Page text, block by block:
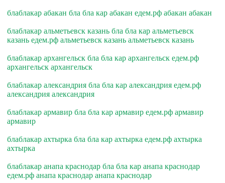
блаблакар абакан бла бла кар абакан едем.рф абакан абакан
блаблакар альметьевск казань бла бла кар альметьевск
казань едем.рф альметьевск казань альметьевск казань
блаблакар архангельск бла бла кар архангельск едем.рф
архангельск архангельск
блаблакар александрия бла бла кар александрия едем.рф
александрия александрия
блаблакар армавир бла бла кар армавир едем.рф армавир
армавир
блаблакар ахтырка бла бла кар ахтырка едем.рф ахтырка
ахтырка
блаблакар анапа краснодар бла бла кар анапа краснодар
едем.рф анапа краснодар анапа краснодар